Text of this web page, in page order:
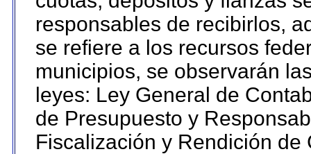
responsables de recibirlos,
se refiere a los recursos
municipios, se observarán
leyes: Ley General de
de Presupuesto y
Fiscalización y Rendición